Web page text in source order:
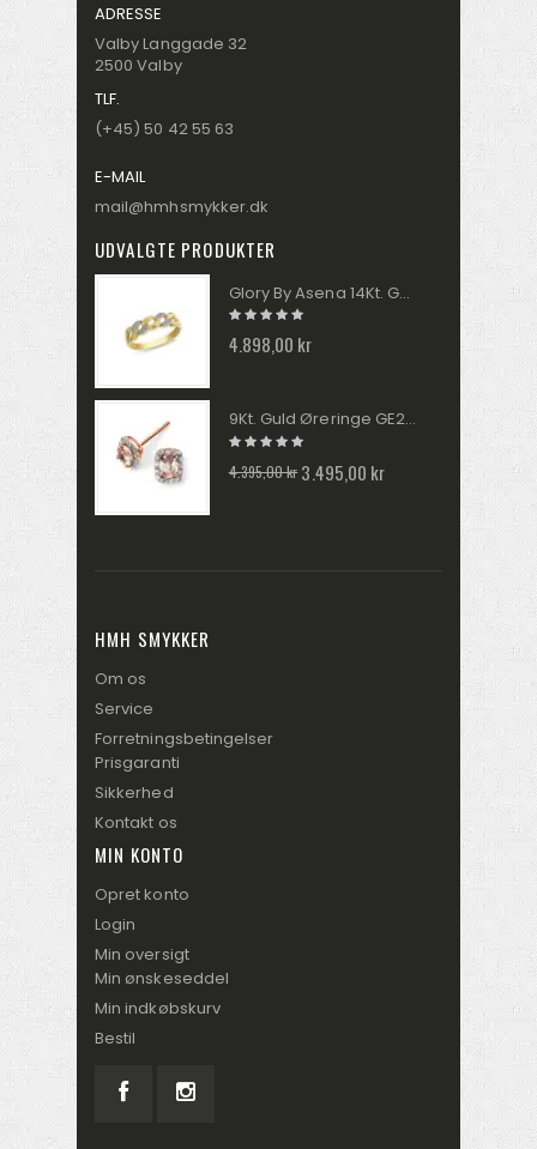
ADRESSE
Valby Langgade 32
2500 Valby
TLF.
(+45) 50 42 55 63
E-MAIL
mail@hmhsmykker.dk
UDVALGTE PRODUKTER
Glory By Asena 14Kt. Guldring Panser AM288R9-8
4.898,00 kr
9Kt. Guld Øreringe GE2026P
4.395,00 kr 3.495,00 kr
HMH SMYKKER
Om os
Service
Forretningsbetingelser
Prisgaranti
Sikkerhed
Kontakt os
MIN KONTO
Opret konto
Login
Min oversigt
Min ønskeseddel
Min indkøbskurv
Bestil